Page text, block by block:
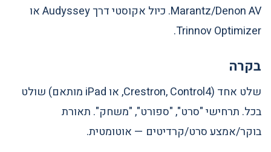
Marantz/Denon AV. כיול אקוסטי דרך Audyssey או
Trinnov Optimizer.
בקרה
שלט אחד (Crestron, Control4, או iPad מותאם) שולט
בכל. תרחישי "סרט", "ספורט", "משחק". תאורת
בוקר/אמצע סרט/קרדיטים — אוטומטית.